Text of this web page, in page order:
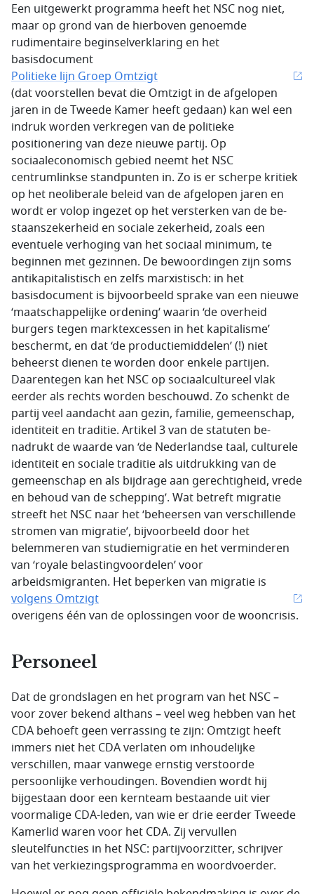
Een uitgewerkt programma heeft het NSC nog niet,
maar op grond van de hierboven genoemde
rudimentaire beginselverklaring en het
basisdocument
Politieke lijn Groep Omtzigt
(dat voorstellen bevat die Omtzigt in de afgelopen
jaren in de Tweede Kamer heeft gedaan) kan wel een
indruk worden verkregen van de politieke
positionering van deze nieuwe partij. Op
sociaaleconomisch gebied neemt het NSC
centrumlinkse standpunten in. Zo is er scherpe kritiek
op het neoliberale beleid van de afgelopen jaren en
wordt er volop ingezet op het verster­ken van de be­
staanszekerheid en sociale zekerheid, zoals een
eventuele verhoging van het sociaal minimum, te
beginnen met gezinnen. De bewoordingen zijn soms
antikapitalistisch en zelfs mar­xistisch: in het
basisdocument is bijvoorbeeld sprake van een nieuwe
‘maatschap­pe­lijke orde­ning’ waarin ‘de overheid
burgers tegen marktexcessen in het kapitalisme’
beschermt, en dat ‘de pro­ductie­middelen’ (!) niet
beheerst dienen te worden door enkele partijen.
Daarentegen kan het NSC op sociaalcultureel vlak
eerder als rechts worden beschouwd. Zo schenkt de
partij veel aan­dacht aan gezin, familie, gemeenschap,
identiteit en traditie. Artikel 3 van de statuten be­
nadrukt de waarde van ‘de Nederlandse taal, culturele
identiteit en sociale traditie als uitdrukking van de
gemeenschap en als bijdrage aan gerechtigheid, vrede
en behoud van de schepping’. Wat betreft migratie
streeft het NSC naar het ‘beheersen van verschillende
stromen van migratie’, bijvoorbeeld door het
belemmeren van studiemigratie en het verminderen
van ‘royale belastingvoordelen’ voor
arbeidsmigranten. Het beperken van migratie is
volgens Omtzigt
overigens één van de oplossingen voor de wooncrisis.
Personeel
Dat de grondslagen en het program van het NSC –
voor zover bekend althans – veel weg hebben van het
CDA behoeft geen verrassing te zijn: Omtzigt heeft
immers niet het CDA verlaten om inhoudelijke
verschillen, maar vanwege ernstig verstoorde
persoonlijke verhoudingen. Bovendien wordt hij
bijgestaan door een kernteam bestaande uit vier
voormalige CDA-leden, van wie er drie eerder Tweede
Kamerlid waren voor het CDA. Zij vervullen
sleutelfuncties in het NSC: partijvoorzitter, schrijver
van het verkiezingsprogramma en woordvoerder.